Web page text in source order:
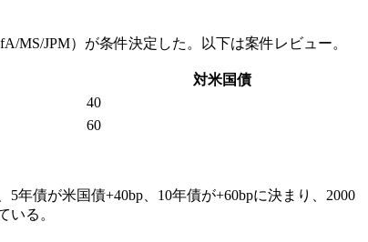
MS/JPM）が条件決定した。以下は案件レビュー。
対米国債
40
60
債が米国債+40bp、10年債が+60bpに決まり、2000
いる。